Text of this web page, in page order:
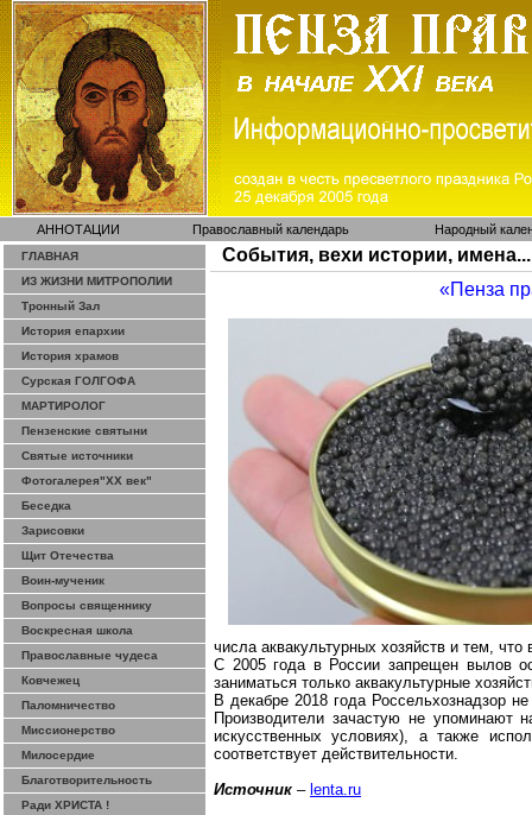
АННОТАЦИИ Православный календарь Народный
ГЛАВНАЯ
ИЗ ЖИЗНИ МИТРОПОЛИИ
Тронный Зал
История епархии
История храмов
Сурская ГОЛГОФА
МАРТИРОЛОГ
Пензенские святыни
Святые источники
Фотогалерея"ХХ век"
Беседка
Зарисовки
Щит Отечества
Воин-мученик
Вопросы священнику
Воскресная школа
Православные чудеса
Ковчежец
Паломничество
Миссионерство
Милосердие
Благотворительность
Ради ХРИСТА !
События, вехи истории, имена...
«Пенза
числа аквакультурных хозяйств и тем, что
С 2005 года в России запрещен вылов
заниматься только аквакультурные
В декабре 2018 года Россельхознадзор не
Производители зачастую не упоминают
искусственных условиях), а также
соответствует действительности.
Источник – lenta.ru